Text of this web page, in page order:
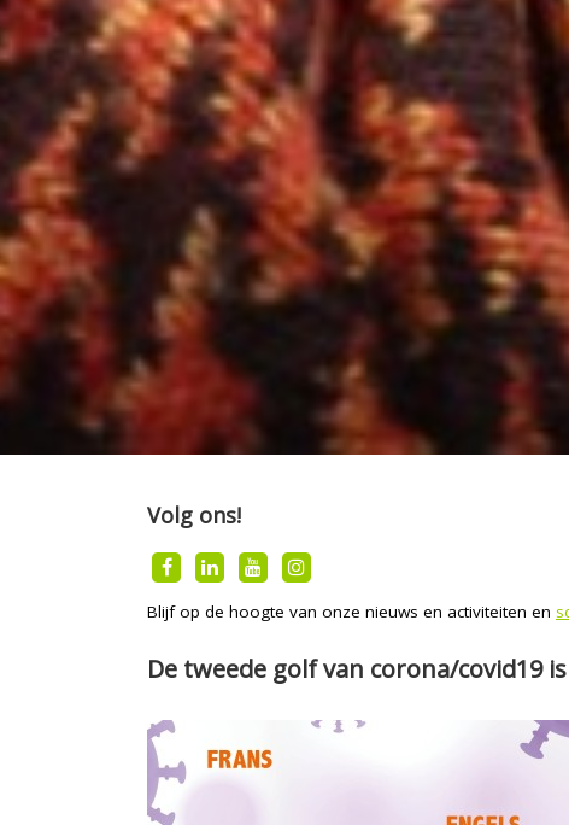
Volg ons!
Blijf op de hoogte van onze nieuws en activiteiten en
De tweede golf van corona/covid19